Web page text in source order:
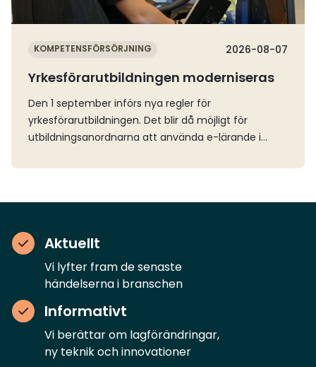
KOMPETENSFÖRSÖRJNING 2026-08-07
Yrkesförarutbildningen moderniseras
Den 1 september införs nya regler för
yrkesförarutbildningen. Det blir då möjligt för
utbildningsanordnarna att använda e-lärande i
körträningen.Regeringen beslutade i januari att
att modernisera utbildningen för yrkesförare.
undervisning införs och att delar av körträningen
kan ersättas med övningar med en avancerad
simulator.Två nya begrepp introduceras i
regelverket. Fjärrundervisning definieras som
lärarledd undervisning som genomförs via digitala
mötesplattformar, medan distansundervisning
avser icke lärarledd utbildning, så kallat e-lärande.
Samtidigt blir det möjligt att använda avancerade
Aktuellt
Vi lyfter fram de senaste
händelserna i branschen
Informativt
Vi berättar om lagförändringar,
ny teknik och innovationer